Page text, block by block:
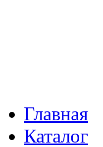
Главная
Каталог